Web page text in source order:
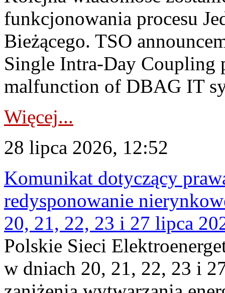
funkcjonowania procesu
Bieżącego. TSO
Single Intra-Day Coupling
malfunction of DBAG IT
Więcej...
28 lipca 2026, 12:52
Komunikat dotyczący
redysponowanie
20, 21, 22, 23 i 27 lipca
Polskie Sieci
w dniach 20, 21, 22, 23 i